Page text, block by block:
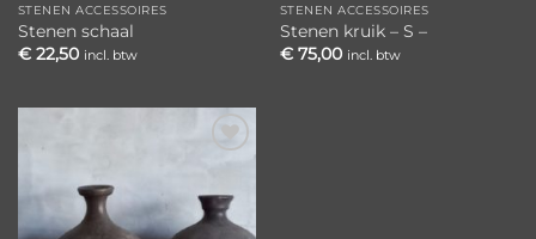
STENEN ACCESSOIRES
Stenen schaal
€22,50 incl. btw
STENEN ACCESSOIRES
Stenen kruik – S –
€75,00 incl. btw
verlanglijst